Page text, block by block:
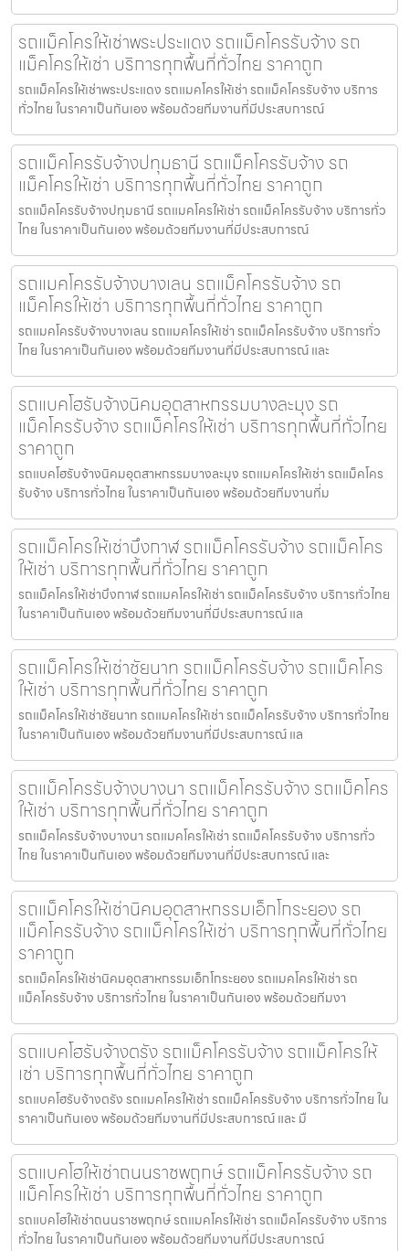
รถแม็คโครให้เช่าพระประแดง รถแม็คโครรับจ้าง รถ
แม็คโครให้เช่า บริการทุกพื้นที่ทั่วไทย ราคาถูก
รถแม็คโครให้เช่าพระประแดง รถแมคโครให้เช่า รถแม็คโครรับจ้าง บริการ
ทั่วไทย ในราคาเป็นกันเอง พร้อมด้วยทีมงานที่มีประสบการณ์
รถแม็คโครรับจ้างปทุมธานี รถแม็คโครรับจ้าง รถ
แม็คโครให้เช่า บริการทุกพื้นที่ทั่วไทย ราคาถูก
รถแม็คโครรับจ้างปทุมธานี รถแมคโครให้เช่า รถแม็คโครรับจ้าง บริการทั่ว
ไทย ในราคาเป็นกันเอง พร้อมด้วยทีมงานที่มีประสบการณ์
รถแมคโครรับจ้างบางเลน รถแม็คโครรับจ้าง รถ
แม็คโครให้เช่า บริการทุกพื้นที่ทั่วไทย ราคาถูก
รถแมคโครรับจ้างบางเลน รถแมคโครให้เช่า รถแม็คโครรับจ้าง บริการทั่ว
ไทย ในราคาเป็นกันเอง พร้อมด้วยทีมงานที่มีประสบการณ์ และ
รถแบคโฮรับจ้างนิคมอุตสาหกรรมบางละมุง รถ
แม็คโครรับจ้าง รถแม็คโครให้เช่า บริการทุกพื้นที่ทั่วไทย
ราคาถูก
รถแบคโฮรับจ้างนิคมอุตสาหกรรมบางละมุง รถแมคโครให้เช่า รถแม็คโคร
รับจ้าง บริการทั่วไทย ในราคาเป็นกันเอง พร้อมด้วยทีมงานที่ม
รถแม็คโครให้เช่าบึงกาฬ รถแม็คโครรับจ้าง รถแม็คโคร
ให้เช่า บริการทุกพื้นที่ทั่วไทย ราคาถูก
รถแม็คโครให้เช่าบึงกาฬ รถแมคโครให้เช่า รถแม็คโครรับจ้าง บริการทั่วไทย
ในราคาเป็นกันเอง พร้อมด้วยทีมงานที่มีประสบการณ์ แล
รถแม็คโครให้เช่าชัยนาท รถแม็คโครรับจ้าง รถแม็คโคร
ให้เช่า บริการทุกพื้นที่ทั่วไทย ราคาถูก
รถแม็คโครให้เช่าชัยนาท รถแมคโครให้เช่า รถแม็คโครรับจ้าง บริการทั่วไทย
ในราคาเป็นกันเอง พร้อมด้วยทีมงานที่มีประสบการณ์ แล
รถแม็คโครรับจ้างบางนา รถแม็คโครรับจ้าง รถแม็คโคร
ให้เช่า บริการทุกพื้นที่ทั่วไทย ราคาถูก
รถแม็คโครรับจ้างบางนา รถแมคโครให้เช่า รถแม็คโครรับจ้าง บริการทั่ว
ไทย ในราคาเป็นกันเอง พร้อมด้วยทีมงานที่มีประสบการณ์ และ
รถแม็คโครให้เช่านิคมอุตสาหกรรมเอ็กโกระยอง รถ
แม็คโครรับจ้าง รถแม็คโครให้เช่า บริการทุกพื้นที่ทั่วไทย
ราคาถูก
รถแม็คโครให้เช่านิคมอุตสาหกรรมเอ็กโกระยอง รถแมคโครให้เช่า รถ
แม็คโครรับจ้าง บริการทั่วไทย ในราคาเป็นกันเอง พร้อมด้วยทีมงา
รถแบคโฮรับจ้างตรัง รถแม็คโครรับจ้าง รถแม็คโครให้
เช่า บริการทุกพื้นที่ทั่วไทย ราคาถูก
รถแบคโฮรับจ้างตรัง รถแมคโครให้เช่า รถแม็คโครรับจ้าง บริการทั่วไทย ใน
ราคาเป็นกันเอง พร้อมด้วยทีมงานที่มีประสบการณ์ และ มื
รถแบคโฮให้เช่าถนนราชพฤกษ์ รถแม็คโครรับจ้าง รถ
แม็คโครให้เช่า บริการทุกพื้นที่ทั่วไทย ราคาถูก
รถแบคโฮให้เช่าถนนราชพฤกษ์ รถแมคโครให้เช่า รถแม็คโครรับจ้าง บริการ
ทั่วไทย ในราคาเป็นกันเอง พร้อมด้วยทีมงานที่มีประสบการณ์